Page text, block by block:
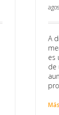
A
es
de